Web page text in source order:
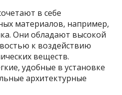
в себе
материалов, например,
Они обладают высокой
к воздействию
веществ.
удобные в установке
архитектурные